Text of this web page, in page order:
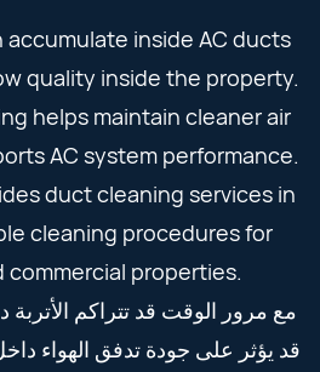
accumulate inside AC ducts
quality inside the property.
helps maintain cleaner air
AC system performance.
duct cleaning services in
cleaning procedures for
commercial properties.
مع مرور الوقت قد تتراكم
قد يؤثر على جودة تدفق الهواء